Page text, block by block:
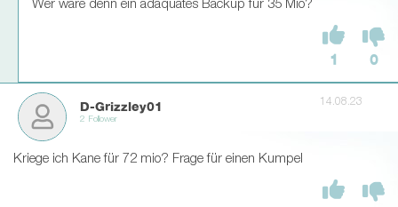
Wer wäre denn ein adäquates Backup für 35 Mio?
1 0
D-Grizzley01
2 Follower
14.08.23
Kriege ich Kane für 72 mio? Frage für einen Kumpel